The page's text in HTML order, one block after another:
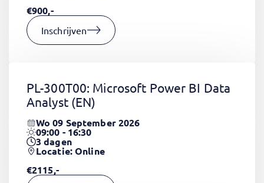
€900,-
Inschrijven
PL-300T00: Microsoft Power BI Data
Analyst (EN)
Wo 09 September 2026
09:00 - 16:30
3dagen
Locatie: Online
€2115,-